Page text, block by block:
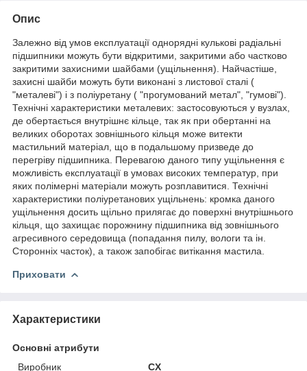
Опис
Залежно від умов експлуатації однорядні кулькові радіальні
підшипники можуть бути відкритими, закритими або частково
закритими захисними шайбами (ущільнення). Найчастіше,
захисні шайби можуть бути виконані з листової сталі (
"металеві") і з поліуретану ( "прогумований метал", "гумові").
Технічні характеристики металевих: застосовуються у вузлах,
де обертається внутрішнє кільце, так як при обертанні на
великих оборотах зовнішнього кільця може витекти
мастильний матеріал, що в подальшому призведе до
перегріву підшипника. Перевагою даного типу ущільнення є
можливість експлуатації в умовах високих температур, при
яких полімерні матеріали можуть розплавитися. Технічні
характеристики поліуретанових ущільнень: кромка даного
ущільнення досить щільно прилягає до поверхні внутрішнього
кільця, що захищає порожнину підшипника від зовнішнього
агресивного середовища (попадання пилу, вологи та ін.
Сторонніх часток), а також запобігає витікання мастила.
Приховати
Характеристики
Основні атрибути
Виробник
CX